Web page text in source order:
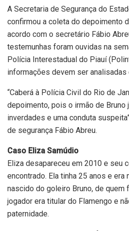
A Secretaria de Segurança do
confirmou a coleta do depoimento
acordo com o secretário Fábio
testemunhas foram ouvidas na
Polícia Interestadual do Piauí
informações devem ser analisadas
“Caberá à Polícia Civil do Rio de
depoimento, pois o irmão de Bruno
inverdades e uma conduta
de segurança Fábio Abreu.
Caso Eliza Samúdio
Eliza desapareceu em 2010 e seu
encontrado. Ela tinha 25 anos e era
nascido do goleiro Bruno, de quem
jogador era titular do Flamengo e
paternidade.